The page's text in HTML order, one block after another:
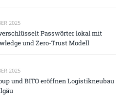
2025
Passwörter lokal mit
und Zero-Trust Modell
2025
und BITO eröffnen Logistikneubau